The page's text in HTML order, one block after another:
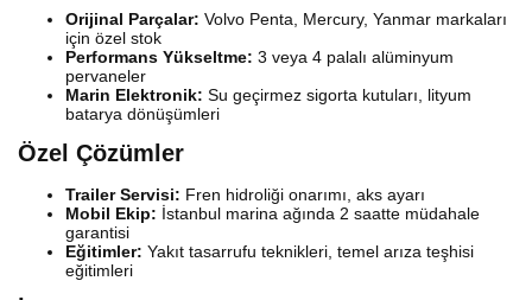
Orijinal Parçalar: Volvo Penta, Mercury, Yanmar markaları
için özel stok
Performans Yükseltme: 3 veya 4 palalı alüminyum
pervaneler
Marin Elektronik: Su geçirmez sigorta kutuları, lityum
batarya dönüşümleri
Özel Çözümler
Trailer Servisi: Fren hidroliği onarımı, aks ayarı
Mobil Ekip: İstanbul marina ağında 2 saatte müdahale
garantisi
Eğitimler: Yakıt tasarrufu teknikleri, temel arıza teşhisi
eğitimleri